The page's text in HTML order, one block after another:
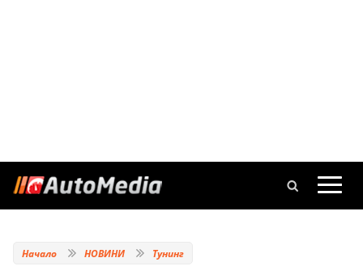
Начало НОВИНИ Тунинг